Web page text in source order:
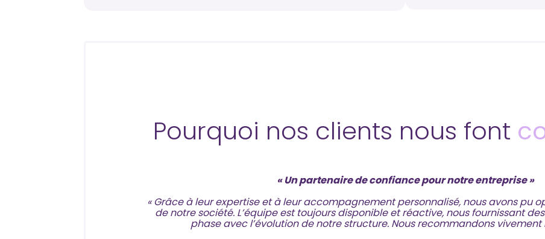
Pourquoi nos clients nous font
« Un partenaire de confiance pour notre entreprise »
« Grâce à leur expertise et à leur accompagnement personnalisé, nous avons pu
de notre société. L’équipe est toujours disponible et réactive, nous fournissant
phase avec l’évolution de notre structure. Nous recommandons vivement